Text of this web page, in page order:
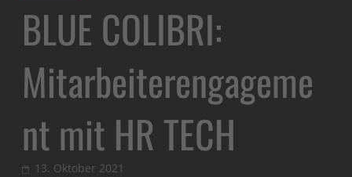
BLUE COLIBRI:
Mitarbeiterengageme
nt mit HR TECH
13. Oktober 2021